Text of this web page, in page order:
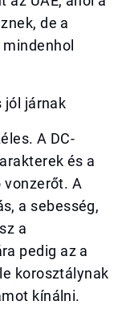
de a
jól járnak
A DC-
és a
A
a sebesség,
a
pedig az a
korosztálynak
kínálni.